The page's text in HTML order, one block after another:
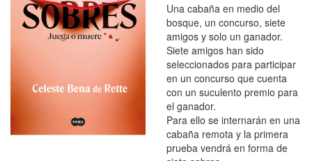
Una cabaña en medio del
bosque, un concurso, siete
amigos y solo un ganador.
Siete amigos han sido
seleccionados para participar
en un concurso que cuenta
con un suculento premio para
el ganador.
Para ello se internarán en una
cabaña remota y la primera
prueba vendrá en forma de